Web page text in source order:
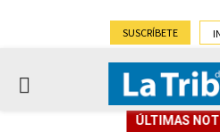
SUSCRÍBETE
PRIMARY
ÚLTIMAS